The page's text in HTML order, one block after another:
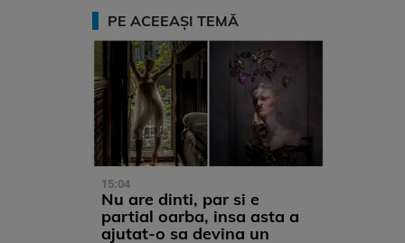
PE ACEEAȘI TEMĂ
15:04
Nu are dinti, par si e
partial oarba, insa asta a
ajutat-o sa devina un